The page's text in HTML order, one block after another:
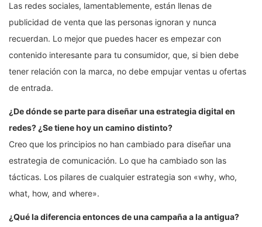
Las redes sociales, lamentablemente, están llenas de
publicidad de venta que las personas ignoran y nunca
recuerdan. Lo mejor que puedes hacer es empezar con
contenido interesante para tu consumidor, que, si bien debe
tener relación con la marca, no debe empujar ventas u ofertas
de entrada.
¿De dónde se parte para diseñar una estrategia digital en
redes? ¿Se tiene hoy un camino distinto?
Creo que los principios no han cambiado para diseñar una
estrategia de comunicación. Lo que ha cambiado son las
tácticas. Los pilares de cualquier estrategia son «why, who,
what, how, and where».
¿Qué la diferencia entonces de una campaña a la antigua?